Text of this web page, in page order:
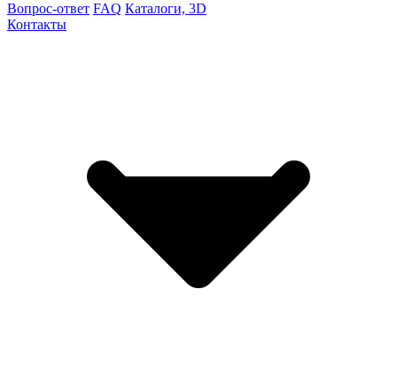
Вопрос-ответ FAQ Каталоги, 3D
Контакты